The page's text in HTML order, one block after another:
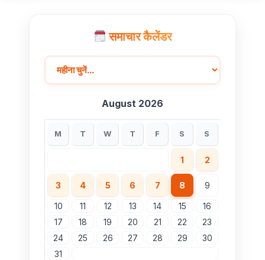
स्वामीनाथन की जयंती पर किया नमनसमाचार कैलेंडर
August 2026
M T W T F S S
1 2
3 4 5 6 7 8 9
10 11 12 13 14 15
16
17
18 19 20 21 22
23
24
25 26 27 28 29
30
31